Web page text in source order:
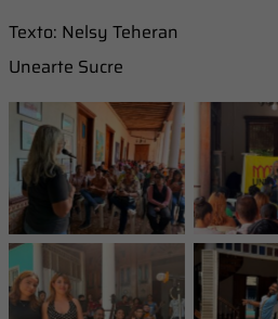
Texto: Nelsy Teheran
Unearte Sucre